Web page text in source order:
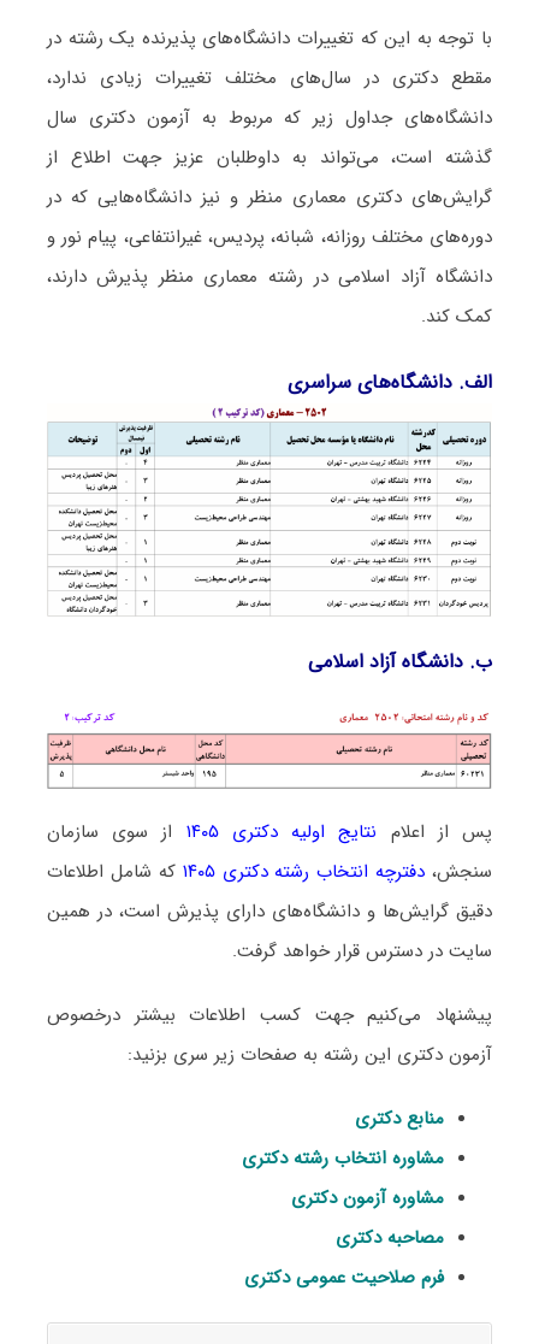
با توجه به این که تغییرات دانشگاه‌های پذیرنده یک رشته در
مقطع دکتری در سال‌های مختلف تغییرات زیادی ندارد،
دانشگاه‌های جداول زیر که مربوط به آزمون دکتری سال
گذشته است، می‌تواند به داوطلبان عزیز جهت اطلاع از
گرایش‌های دکتری معماری منظر و نیز دانشگاه‌هایی که در
دوره‌های مختلف روزانه، شبانه، پردیس، غیرانتفاعی، پیام نور و
دانشگاه آزاد اﺳﻼمی در رشته معماری منظر پذیرش دارند،
کمک کند.
الف. دانشگاه‌های سراسری
ب. دانشگاه آزاد اﺳﻼمی
پس از اعلام نتایج اولیه دکتری ۱۴۰۵
از سوی سازمان
سنجش، دفترچه انتخاب رشته دکتری ۱۴۰۵
که شامل اطلاعات
دقیق گرایش‌ها و دانشگاه‌های دارای پذیرش است، در همین
سایت در دسترس قرار خواهد گرفت.
پیشنهاد می‌کنیم جهت کسب اطلاعات بیشتر درخصوص
آزمون دکتری این رشته به صفحات زیر سری بزنید:
منابع دکتری
مشاوره انتخاب رشته دکتری
مشاوره آزمون دکتری
مصاحبه دکتری
فرم صلاحیت عمومی دکتری